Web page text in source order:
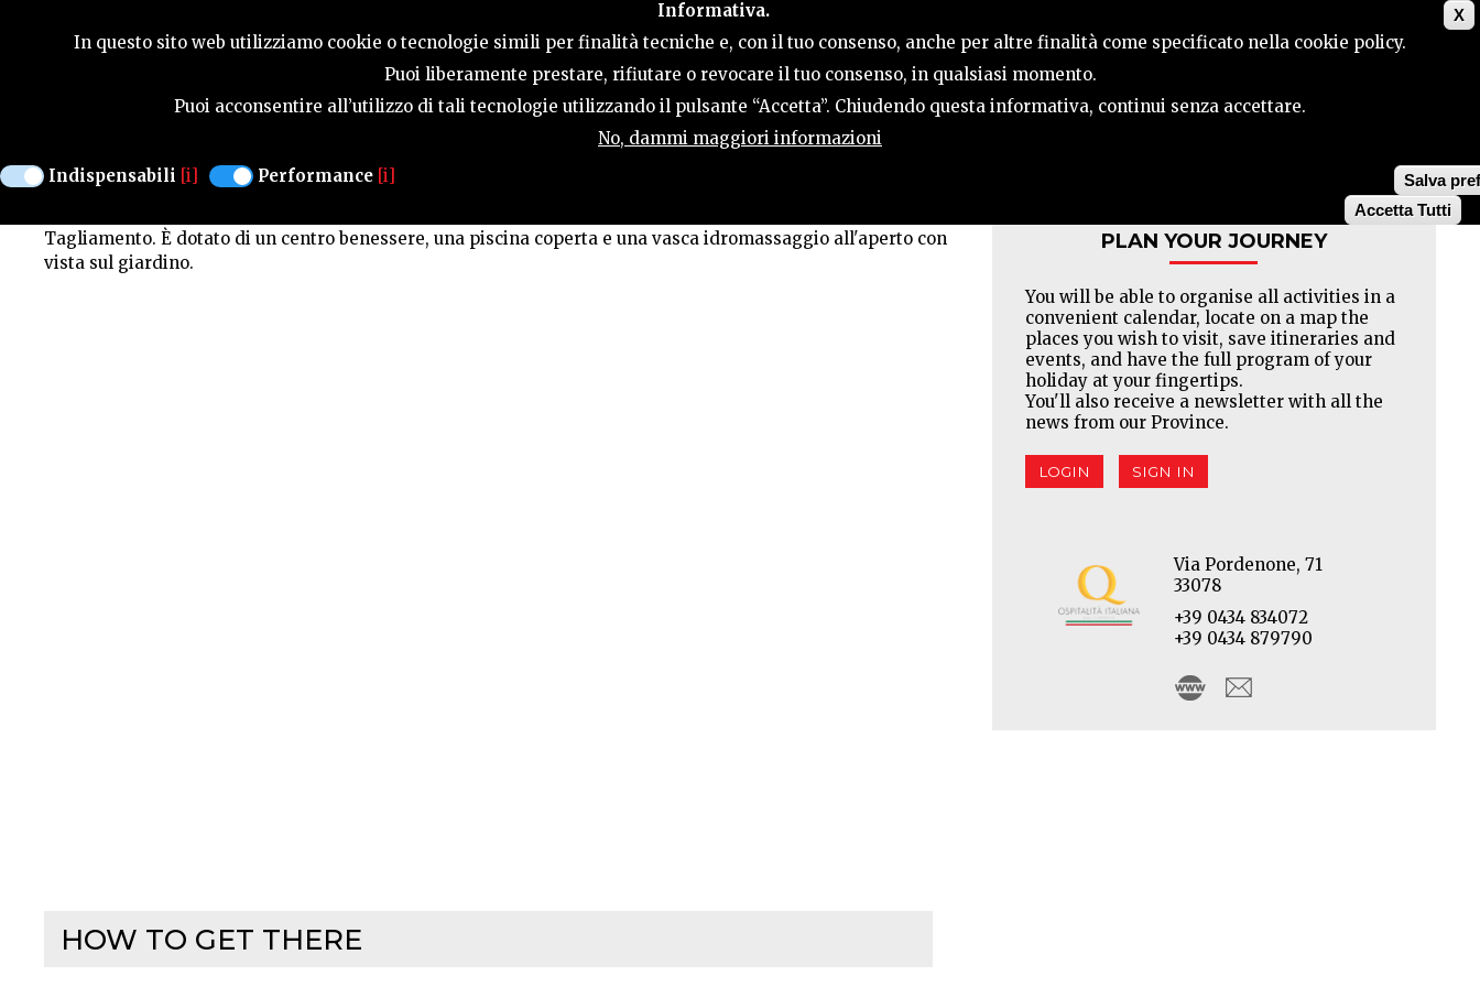
X
Informativa.
In questo sito web utilizziamo cookie o tecnologie simili per finalità tecniche e, con il tuo consenso, anche per altre finalità come specificato nella cookie policy.
Puoi liberamente prestare, rifiutare o revocare il tuo consenso, in qualsiasi momento.
Puoi acconsentire all’utilizzo di tali tecnologie utilizzando il pulsante “Accetta”. Chiudendo questa informativa, continui senza accettare.
No, dammi maggiori informazioni
Indispensabili [i] Performance [i]
Salva
Accetta Tutti
SEASONS ACTIVITIES HOSPITALITY TERRITORY CONTACTS SEARCH
Tagliamento. È dotato di un centro benessere, una piscina coperta e una vasca idromassaggio all'aperto con
vista sul giardino.
PLAN YOUR JOURNEY
You will be able to organise all activities in a
convenient calendar, locate on a map the
places you wish to visit, save itineraries and
events, and have the full program of your
holiday at your fingertips.
You'll also receive a newsletter with all the
news from our Province.
LOGIN SIGN IN
Via Pordenone, 71
33078
+39 0434 834072
+39 0434 879790
HOW TO GET THERE